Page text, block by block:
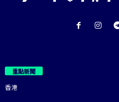
重點新聞
香港